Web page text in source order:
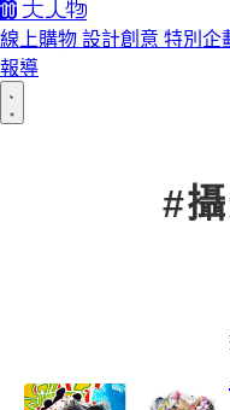
線上購物 設計創意 特別企
報導
#